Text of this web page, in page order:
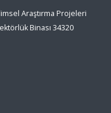
Araştırma Projeleri
Binası 34320